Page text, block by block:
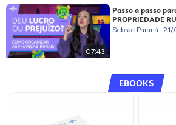
07:43
Passo a passo
PROPRIEDADE
Sebrae Paraná
EBOOKS